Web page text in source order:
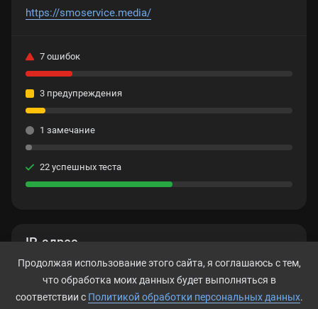
IP-адрес
172.67.215.233
низким ценам.
https://smoservice.media/
7 ошибок
3 предупреждения
1 замечание
22 успешных теста
Продолжая использование этого сайта, я соглашаюсь с тем,
что обработка моих данных будет выполняться в
соответствии с Политикой обработки персональных данных.